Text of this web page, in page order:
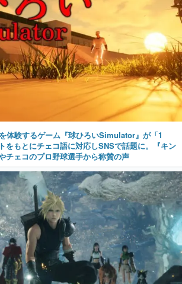
体験するゲーム『球ひろいSimulator』が「1
をもとにチェコ語に対応しSNSで話題に。『キン
チェコのプロ野球選手から称賛の声